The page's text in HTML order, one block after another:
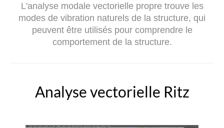
L'analyse modale vectorielle propre trouve les
modes de vibration naturels de la structure, qui
peuvent être utilisés pour comprendre le
comportement de la structure.
Analyse vectorielle Ritz